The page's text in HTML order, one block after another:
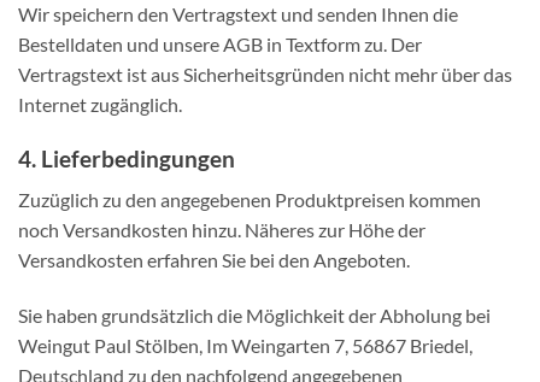
Wir speichern den Vertragstext und senden Ihnen die
Bestelldaten und unsere AGB in Textform zu. Der
Vertragstext ist aus Sicherheitsgründen nicht mehr über das
Internet zugänglich.
4. Lieferbedingungen
Zuzüglich zu den angegebenen Produktpreisen kommen
noch Versandkosten hinzu. Näheres zur Höhe der
Versandkosten erfahren Sie bei den Angeboten.
Sie haben grundsätzlich die Möglichkeit der Abholung bei
Weingut Paul Stölben, Im Weingarten 7, 56867 Briedel,
Deutschland zu den nachfolgend angegebenen